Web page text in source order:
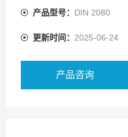
时不会断裂，如攻盲孔，
产品型号： DIN 2080
更新时间： 2025-06-24
产品咨询